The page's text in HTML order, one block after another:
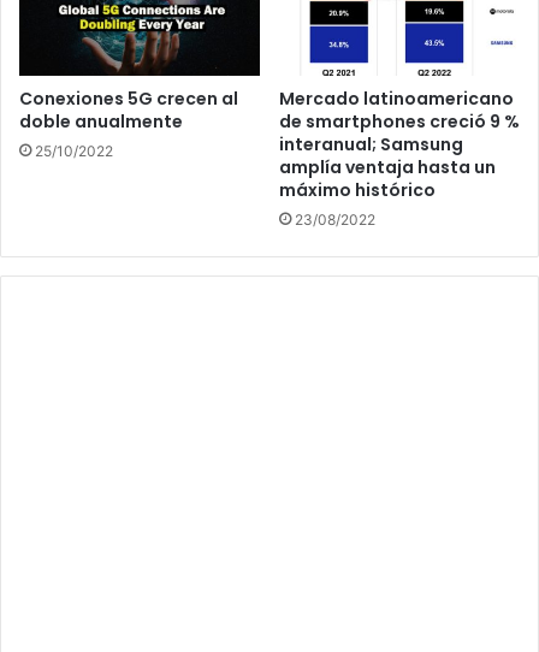
Conexiones 5G crecen al
doble anualmente
25/10/2022
Mercado latinoamericano
de smartphones creció 9 %
interanual; Samsung
amplía ventaja hasta un
máximo histórico
23/08/2022